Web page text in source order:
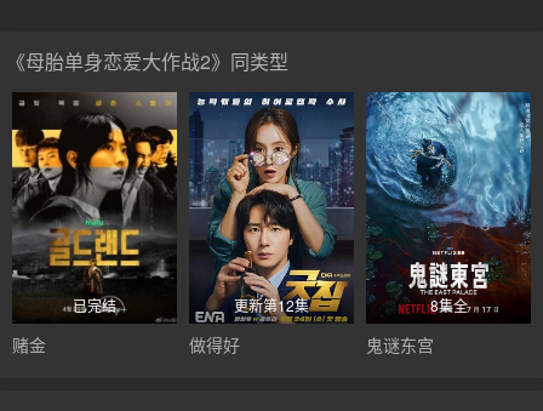
《母胎单身恋爱大作战2》同类型
已完结
赌金
更新第12集
做得好
8集全
鬼谜东宫